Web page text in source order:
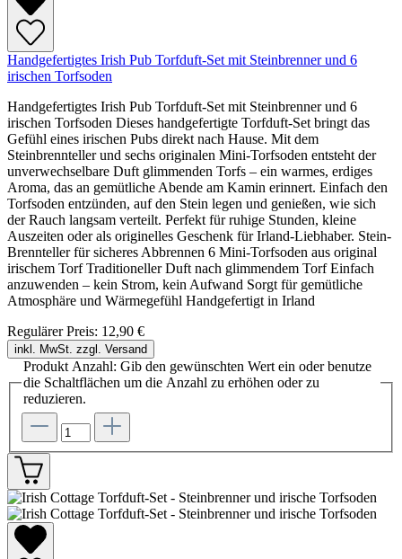
Handgefertigtes Irish Pub Torfduft-Set mit Steinbrenner und 6
irischen Torfsoden
Handgefertigtes Irish Pub Torfduft-Set mit Steinbrenner und 6
irischen Torfsoden Dieses handgefertigte Torfduft-Set bringt das
Gefühl eines irischen Pubs direkt nach Hause. Mit dem
Steinbrennteller und sechs originalen Mini-Torfsoden entsteht der
unverwechselbare Duft glimmenden Torfs – ein warmes, erdiges
Aroma, das an gemütliche Abende am Kamin erinnert. Einfach den
Torfsoden entzünden, auf den Stein legen und genießen, wie sich
der Rauch langsam verteilt. Perfekt für ruhige Stunden, kleine
Auszeiten oder als originelles Geschenk für Irland-Liebhaber. Stein-
Brennteller für sicheres Abbrennen 6 Mini-Torfsoden aus original
irischem Torf Traditioneller Duft nach glimmendem Torf Einfach
anzuwenden – kein Strom, kein Aufwand Sorgt für gemütliche
Atmosphäre und Wärmegefühl Handgefertigt in Irland
Regulärer Preis: 12,90 €
inkl. MwSt. zzgl. Versand
Produkt Anzahl: Gib den gewünschten Wert ein oder benutze
die Schaltflächen um die Anzahl zu erhöhen oder zu
reduzieren.